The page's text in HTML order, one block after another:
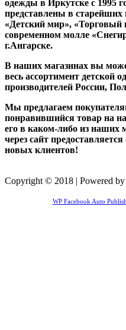
одежды в Иркутске с 1995
представлены в
«Детский мир», «Торговый
современном молле
г.Ангарске.
В наших магазинах вы
весь ассортимент детской
производителей России,
Мы предлагаем
понравившийся товар на
его в каком-либо из наших
через сайт
новых клиентов!
Copyright © 2018 | Powered
WP Facebook Auto Publish